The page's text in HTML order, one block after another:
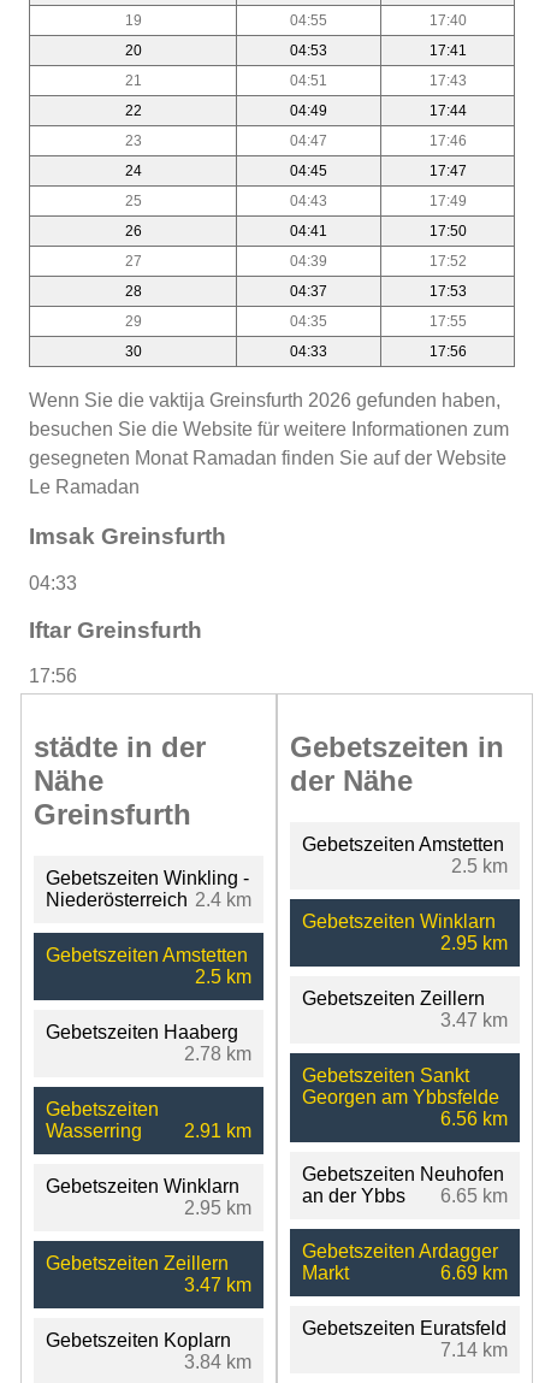
19
04:55
17:40
20
04:53
17:41
21
04:51
17:43
22
04:49
17:44
23
04:47
17:46
24
04:45
17:47
25
04:43
17:49
26
04:41
17:50
27
04:39
17:52
28
04:37
17:53
29
04:35
17:55
30
04:33 17:56
Wenn Sie die vaktija Greinsfurth 2026 gefunden haben,
besuchen Sie die Website für weitere Informationen zum
gesegneten Monat Ramadan finden Sie auf der Website
Le Ramadan
Imsak Greinsfurth
04:33
Iftar Greinsfurth
17:56
städte in der
Nähe
Greinsfurth
Gebetszeiten Winkling -
Niederösterreich 2.4 km
Gebetszeiten Amstetten
2.5 km
Gebetszeiten Haaberg
2.78 km
Gebetszeiten
Wasserring
2.91 km
Gebetszeiten Winklarn
2.95 km
Gebetszeiten Zeillern
3.47 km
Gebetszeiten Koplarn
3.84 km
Gebetszeiten in
der Nähe
Gebetszeiten Amstetten
2.5 km
Gebetszeiten Winklarn
2.95 km
Gebetszeiten Zeillern
3.47 km
Gebetszeiten Sankt
Georgen am Ybbsfelde
6.56 km
Gebetszeiten Neuhofen
an der Ybbs
6.65 km
Gebetszeiten Ardagger
Markt
6.69 km
Gebetszeiten Euratsfeld
7.14 km